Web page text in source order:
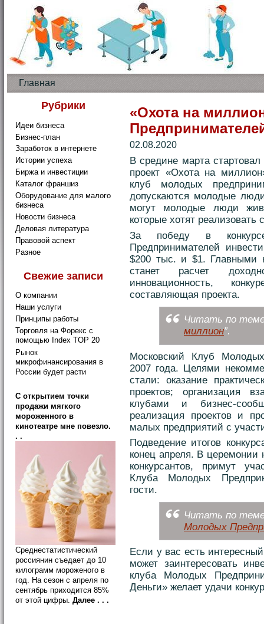
Главная
Рубрики
Идеи бизнеса
Бизнес-план
Заработок в интернете
Истории успеха
Биржа и инвестиции
Каталог франшиз
Оборудование для малого
бизнеса
Новости бизнеса
Деловая литература
Правовой аспект
Разное
Свежие записи
О компании
Наши услуги
Принципы работы
Торговля на Форекс с
помощью Index TOP 20
Рынок
микрофинансирования в
России будет расти
C открытием точки
продажи мягкого
мороженного в
кинотеатре мне повезло.
. .
Среднестатистический
россиянин съедает до 10
килограмм мороженого в
год. На сезон с апреля по
сентябрь приходится 85%
от этой цифры. Далее . . .
«Охота на
02.08.2020
В средине марта
проект «Охота на
клуб молодых
допускаются молодые
могут молодые люди
которые хотят
За победу в
Предпринимателей
$200 тыс. и $1. Главными
станет расчет
инновационность,
составляющая проекта.
Читать по
миллион”.
Московский Клуб
2007 года. Целями
стали: оказание
проектов; организация
клубами и бизнес-
реализация проектов и
малых предприятий с
Подведение итогов
конец апреля. В церемонии
конкурсантов, примут
Клуба Молодых
гости.
Читать по
Молодых
Если у вас есть
может заинтересовать
клуба Молодых
Деньги» желает удачи